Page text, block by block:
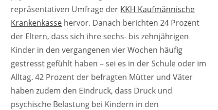
repräsentativen Umfrage der KKH Kaufmännische
Krankenkasse hervor. Danach berichten 24 Prozent
der Eltern, dass sich ihre sechs- bis zehnjährigen
Kinder in den vergangenen vier Wochen häufig
gestresst gefühlt haben – sei es in der Schule oder im
Alltag. 42 Prozent der befragten Mütter und Väter
haben zudem den Eindruck, dass Druck und
psychische Belastung bei Kindern in den